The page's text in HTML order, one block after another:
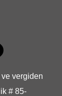
vergiden
# 85-